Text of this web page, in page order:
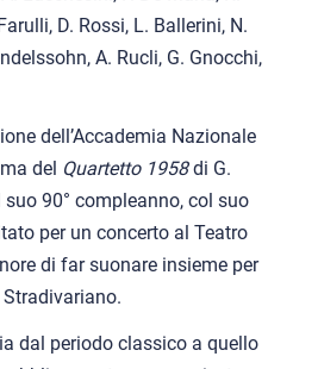
D. Rossi, L. Ballerini, N.
A. Rucli, G. Gnocchi,
dell’Accademia Nazionale
del Quartetto 1958di G.
90° compleanno, col suo
per un concerto al Teatro
di far suonare insieme per
dal periodo classico a quello